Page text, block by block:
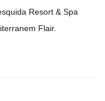
Resort & Spa
Flair.